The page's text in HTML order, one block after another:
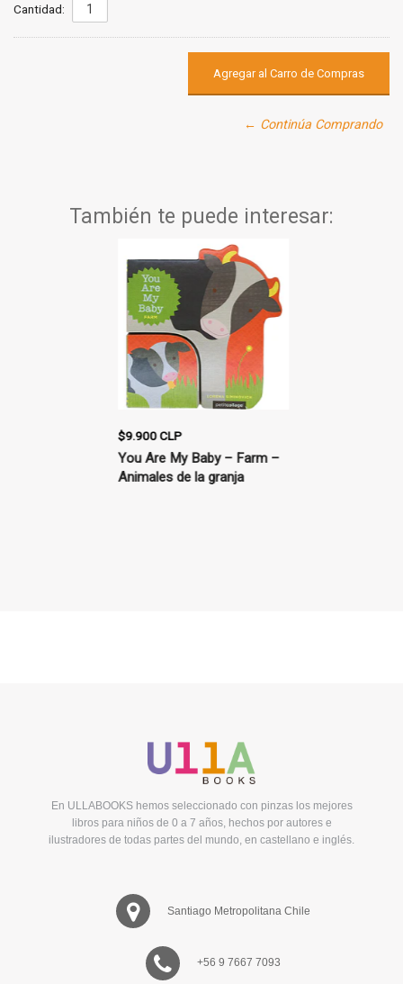
Cantidad:
← Continúa Comprando
También te puede interesar:
$9.900 CLP
You Are My Baby – Farm –
Animales de la granja
En ULLABOOKS hemos seleccionado con pinzas los mejores
libros para niños de 0 a 7 años, hechos por autores e
ilustradores de todas partes del mundo, en castellano e inglés.
Santiago Metropolitana Chile
+56 9 7667 7093